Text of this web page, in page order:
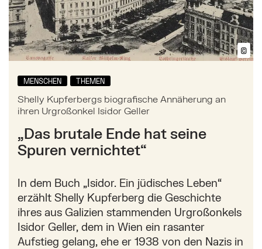
©
MENSCHEN THEMEN
Shelly Kupferbergs biografische Annäherung an
ihren Urgroßonkel Isidor Geller
„Das brutale Ende hat seine
Spuren vernichtet“
In dem Buch „Isidor. Ein jüdisches Leben“
erzählt Shelly Kupferberg die Geschichte
ihres aus Galizien stammenden Urgroßonkels
Isidor Geller, dem in Wien ein rasanter
Aufstieg gelang, ehe er 1938 von den Nazis in